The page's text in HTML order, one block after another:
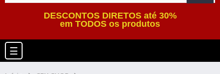
DESCONTOS DIRETOS até 30%
em TODOS os produtos
Toggle navigation
☰